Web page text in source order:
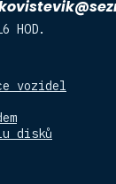
HOD.
vozidel
disků